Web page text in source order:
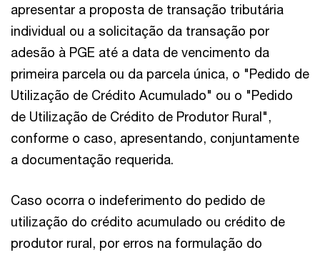
apresentar a proposta de transação tributária
individual ou a solicitação da transação por
adesão à PGE até a data de vencimento da
primeira parcela ou da parcela única, o "Pedido de
Utilização de Crédito Acumulado" ou o "Pedido
de Utilização de Crédito de Produtor Rural",
conforme o caso, apresentando, conjuntamente
a documentação requerida.
Caso ocorra o indeferimento do pedido de
utilização do crédito acumulado ou crédito de
produtor rural, por erros na formulação do